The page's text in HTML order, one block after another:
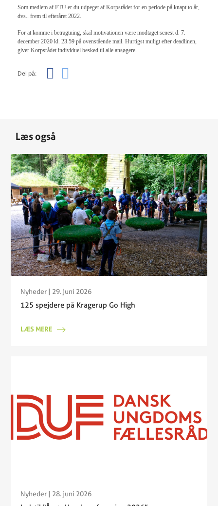
Som medlem af FTU er du udpeget af Korpsrådet for en periode på knapt to år,
dvs.. frem til efteråret 2022.
For at komme i betragtning, skal motivationen være modtaget senest d. 7.
december 2020 kl. 23.59 på ovenstående mail. Hurtigst muligt efter deadlinen,
giver Korpsrådet individuel besked til alle ansøgere.
Del på:
Læs også
Nyheder | 29. juni 2026
125 spejdere på Kragerup Go High
LÆS MERE
Nyheder | 28. juni 2026